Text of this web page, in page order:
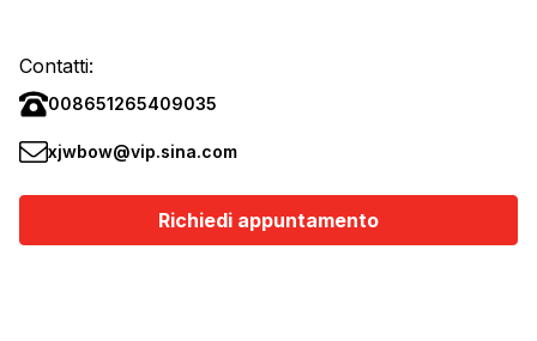
Contatti:
008651265409035
xjwbow@vip.sina.com
Richiedi appuntamento